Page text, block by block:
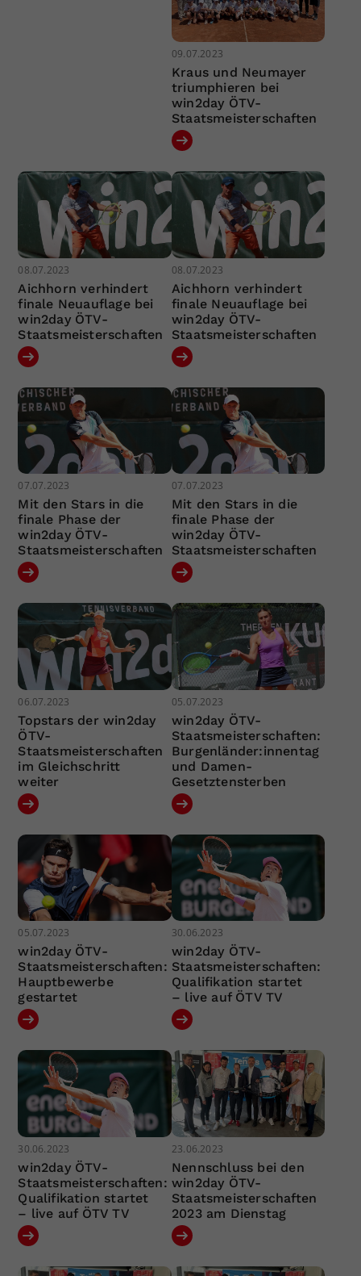
09.07.2023
Kraus und Neumayer
triumphieren bei
win2day ÖTV-
Staatsmeisterschaften
08.07.2023
Aichhorn verhindert
finale Neuauflage bei
win2day ÖTV-
Staatsmeisterschaften
08.07.2023
Aichhorn verhindert
finale Neuauflage bei
win2day ÖTV-
Staatsmeisterschaften
07.07.2023
Mit den Stars in die
finale Phase der
win2day ÖTV-
Staatsmeisterschaften
07.07.2023
Mit den Stars in die
finale Phase der
win2day ÖTV-
Staatsmeisterschaften
06.07.2023
Topstars der win2day
ÖTV-
Staatsmeisterschaften
im Gleichschritt
weiter
05.07.2023
win2day ÖTV-
Staatsmeisterschaften:
Burgenländer:innentag
und Damen-
Gesetztensterben
05.07.2023
win2day ÖTV-
Staatsmeisterschaften:
Hauptbewerbe
gestartet
30.06.2023
win2day ÖTV-
Staatsmeisterschaften:
Qualifikation startet
– live auf ÖTV TV
30.06.2023
win2day ÖTV-
Staatsmeisterschaften:
Qualifikation startet
– live auf ÖTV TV
23.06.2023
Nennschluss bei den
win2day ÖTV-
Staatsmeisterschaften
2023 am Dienstag